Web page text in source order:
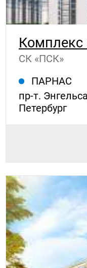
Комплекс
СК «ПСК»
ПАРНАС
пр-т.
Петербург